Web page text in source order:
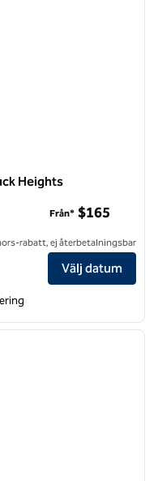
Heights
Hilton Hasbrouck Heights
Från* $165
rabatt, ej återbetalningsbar
Välj datum
nästa